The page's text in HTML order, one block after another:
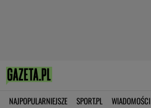
NAJPOPULARNIEJSZE SPORT.PL WIADOMOŚCI